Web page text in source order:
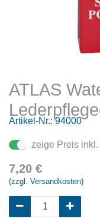
ATLAS
Artikel-Nr.: 94000
zeige Preis inkl.
7,20 €
(zzgl. Versandkosten)